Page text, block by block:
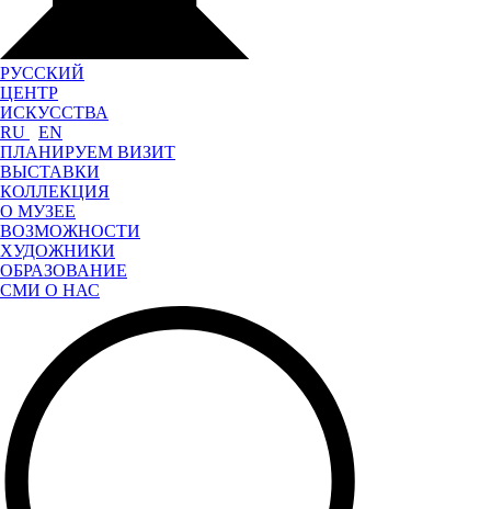
РУССКИЙ
ЦЕНТР
ИСКУССТВА
RU
EN
ПЛАНИРУЕМ ВИЗИТ
ВЫСТАВКИ
КОЛЛЕКЦИЯ
О МУЗЕЕ
ВОЗМОЖНОСТИ
ХУДОЖНИКИ
ОБРАЗОВАНИЕ
СМИ О НАС